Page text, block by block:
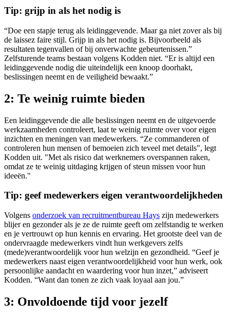
Tip: grijp in als het nodig is
“Doe een stapje terug als leidinggevende. Maar ga niet zover als bij
de laissez faire stijl. Grijp in als het nodig is. Bijvoorbeeld als
resultaten tegenvallen of bij onverwachte gebeurtenissen.”
Zelfsturende teams bestaan volgens Kodden niet. “Er is altijd een
leidinggevende nodig die uiteindelijk een knoop doorhakt,
beslissingen neemt en de veiligheid bewaakt.”
2: Te weinig ruimte bieden
Een leidinggevende die alle beslissingen neemt en de uitgevoerde
werkzaamheden controleert, laat te weinig ruimte over voor eigen
inzichten en meningen van medewerkers. “Ze commanderen of
controleren hun mensen of bemoeien zich teveel met details", legt
Kodden uit. "Met als risico dat werknemers overspannen raken,
omdat ze te weinig uitdaging krijgen of steun missen voor hun
ideeën."
Tip: geef medewerkers eigen verantwoordelijkheden
Volgens onderzoek van recruitmentbureau Hays zijn medewerkers
blijer en gezonder als je ze de ruimte geeft om zelfstandig te werken
en je vertrouwt op hun kennis en ervaring. Het grootste deel van de
ondervraagde medewerkers vindt hun werkgevers zelfs
(mede)verantwoordelijk voor hun welzijn en gezondheid. “Geef je
medewerkers naast eigen verantwoordelijkheid voor hun werk, ook
persoonlijke aandacht en waardering voor hun inzet,” adviseert
Kodden. “Want dan tonen ze zich vaak loyaal aan jou.”
3: Onvoldoende tijd voor jezelf